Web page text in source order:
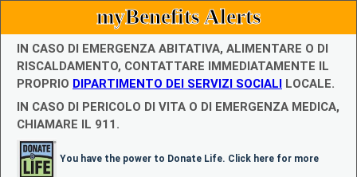
myBenefits Alerts
IN CASO DI EMERGENZA ABITATIVA, ALIMENTARE O DI
RISCALDAMENTO, CONTATTARE IMMEDIATAMENTE IL
PROPRIO DIPARTIMENTO DEI SERVIZI SOCIALI LOCALE.
IN CASO DI PERICOLO DI VITA O DI EMERGENZA MEDICA,
CHIAMARE IL 911.
You have the power to Donate Life. Click here for more